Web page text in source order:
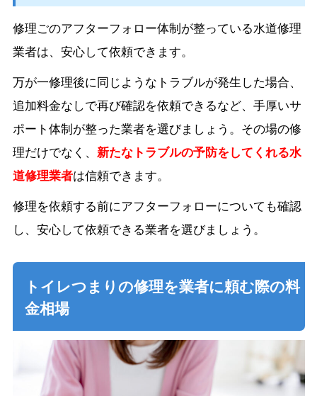
修理ごのアフターフォロー体制が整っている水道修理
業者は、安心して依頼できます。
万が一修理後に同じようなトラブルが発生した場合、
追加料金なしで再び確認を依頼できるなど、手厚いサ
ポート体制が整った業者を選びましょう。その場の修
理だけでなく、 新たなトラブルの予防をしてくれる水
道修理業者は信頼できます。
修理を依頼する前にアフターフォローについても確認
し、安心して依頼できる業者を選びましょう。
トイレつまりの修理を業者に頼む際の料
金相場